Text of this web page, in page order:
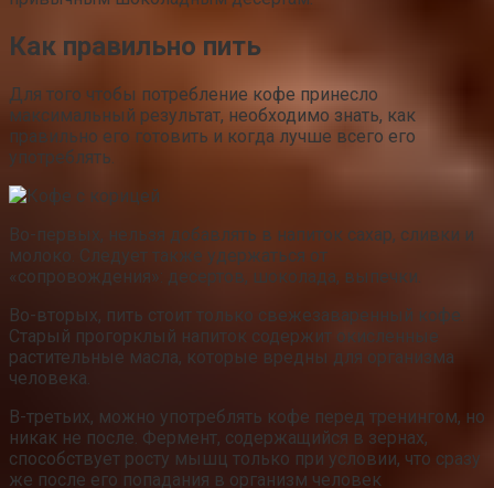
Как правильно пить
Для того чтобы потребление кофе принесло
максимальный результат, необходимо знать, как
правильно его готовить и когда лучше всего его
употреблять.
Во-первых, нельзя добавлять в напиток сахар, сливки и
молоко. Следует также удержаться от
«сопровождения»: десертов, шоколада, выпечки.
Во-вторых, пить стоит только свежезаваренный кофе.
Старый прогорклый напиток содержит окисленные
растительные масла, которые вредны для организма
человека.
В-третьих, можно употреблять кофе перед тренингом, но
никак не после. Фермент, содержащийся в зернах,
способствует росту мышц только при условии, что сразу
же после его попадания в организм человек